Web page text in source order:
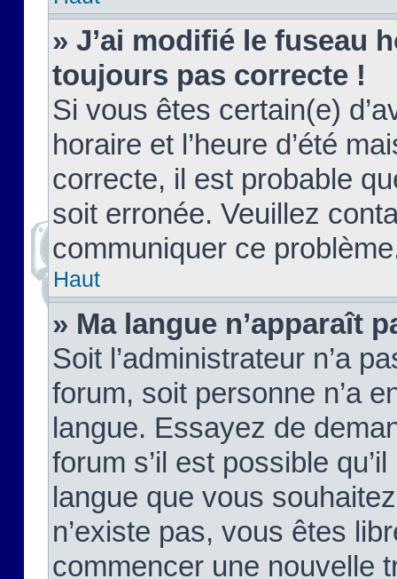
» J’ai modifié le fuseau
toujours pas correcte !
Si vous êtes certain(e)
horaire et l’heure d’été
correcte, il est probable
soit erronée. Veuillez
communiquer ce
Haut
» Ma langue n’apparaît
Soit l’administrateur n’a
forum, soit personne n’a
langue. Essayez de
forum s’il est possible
langue que vous
n’existe pas, vous êtes
commencer une nouvelle